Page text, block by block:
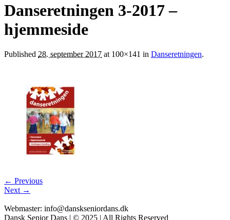
Danseretningen 3-2017 –
hjemmeside
Published 28. september 2017 at 100×141 in Danseretningen.
← Previous
Next →
Webmaster: info@danskseniordans.dk
Dansk Senior Dans | © 2025 | All Rights Reserved